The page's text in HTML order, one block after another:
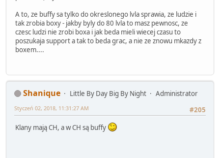
A to, ze buffy sa tylko do okreslonego lvla sprawia, ze ludzie i
tak zrobia boxy - jakby byly do 80 lvla to masz pewnosc, ze
czesc ludzi nie zrobi boxa i jak beda mieli wiecej czasu to
poszukaja support a tak to beda grac, a nie ze znowu mkazdy z
boxem....
Shanique Little By Day Big By Night
Administrator
#205
Styczeń 02, 2018, 11:31:27 AM
Klany mają CH, a w CH są buffy